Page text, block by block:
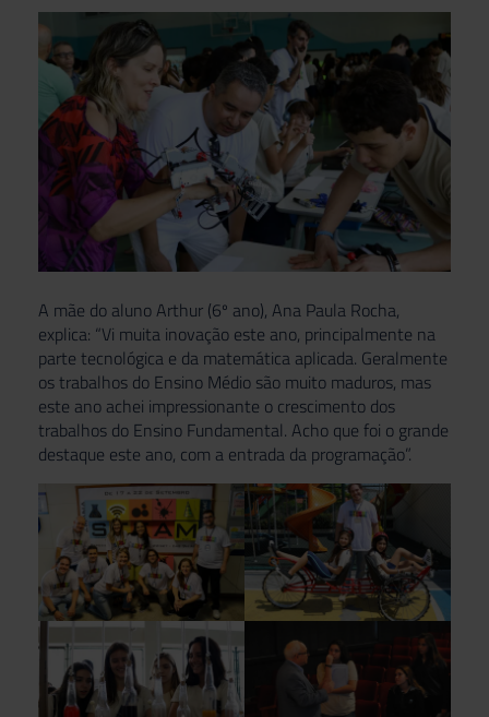
A mãe do aluno Arthur (6º ano), Ana Paula Rocha,
explica: “Vi muita inovação este ano, principalmente na
parte tecnológica e da matemática aplicada. Geralmente
os trabalhos do Ensino Médio são muito maduros, mas
este ano achei impressionante o crescimento dos
trabalhos do Ensino Fundamental. Acho que foi o grande
destaque este ano, com a entrada da programação”.